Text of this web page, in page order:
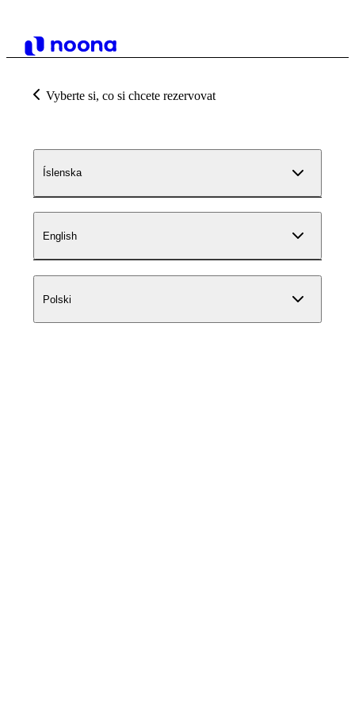
Vyberte si, co si chcete rezervovat
Íslenska
English
Polski